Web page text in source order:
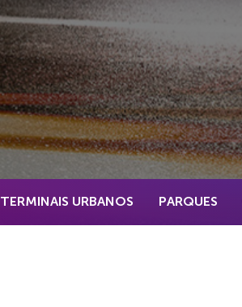
TERMINAIS URBANOS PARQUES